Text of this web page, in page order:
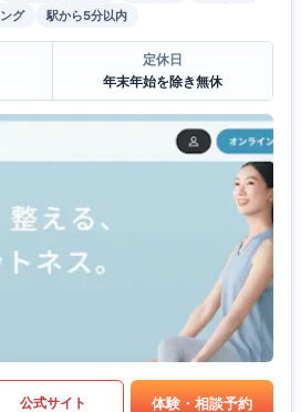
グ 駅から5分以内
定休日
年末年始を除き無休
公式サイト 体験・相談予約